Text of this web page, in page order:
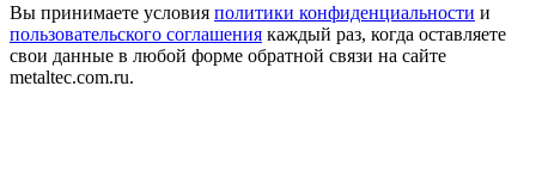
Вы принимаете условия политики конфиденциальности и
пользовательского соглашения каждый раз, когда оставляете
свои данные в любой форме обратной связи на сайте
metaltec.com.ru.